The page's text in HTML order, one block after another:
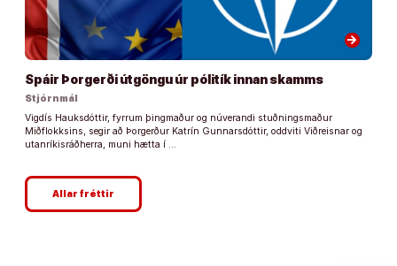
arrow_forward
Spáir Þorgerði útgöngu úr pólitík innan skamms
Stjórnmál
Vigdís Hauksdóttir, fyrrum þingmaður og núverandi stuðningsmaður
Miðflokksins, segir að Þorgerður Katrín Gunnarsdóttir, oddviti Viðreisnar og
utanríkisráðherra, muni hætta í …
Allar fréttir